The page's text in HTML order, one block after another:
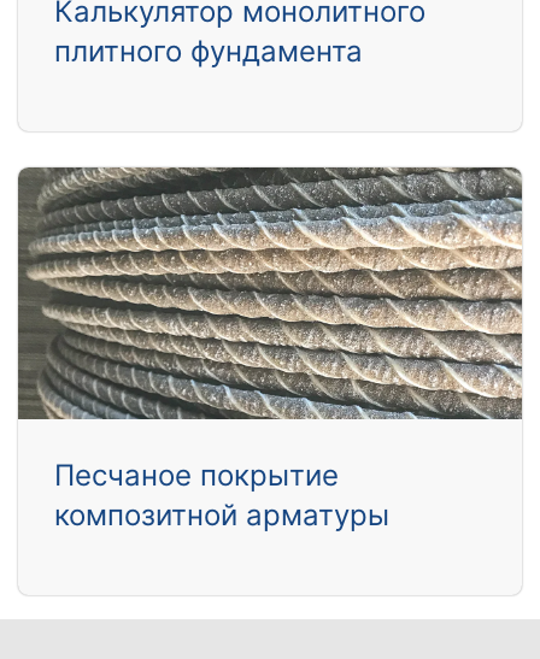
Калькулятор монолитного
плитного фундамента
Песчаное покрытие
композитной арматуры